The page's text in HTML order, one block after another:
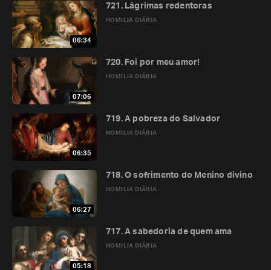
06:34
HOMILIA DIÁRIA
721. Lágrimas redentoras
07:06
HOMILIA DIÁRIA
720. Foi por meu amor!
06:35
HOMILIA DIÁRIA
719. A pobreza do Salvador
06:27
HOMILIA DIÁRIA
718. O sofrimento do Menino divino
05:18
HOMILIA DIÁRIA
717. A sabedoria de quem ama